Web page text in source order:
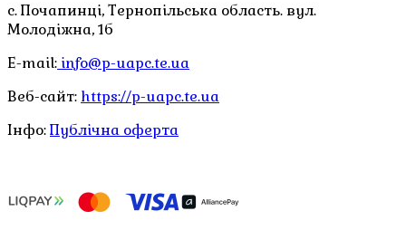
с. Почапинці, Тернопільська область. вул.
Молодіжна, 1б
E-mail: info@p-uapc.te.ua
Веб-сайт: https://p-uapc.te.ua
Інфо:Публічна оферта